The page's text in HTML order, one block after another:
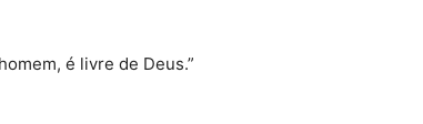
é livre de Deus.”